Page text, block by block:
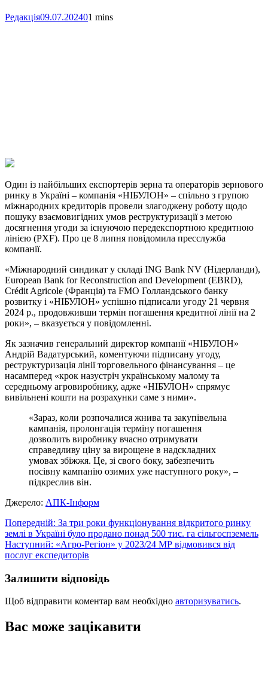
Редакція09.07.202401 mins
Link
Print
Один із найбільших експортерів зерна та операторів зернового
ринку в Україні – компанія «НІБУЛОН» – спільно з групою
міжнародних кредиторів провели злагоджену роботу щодо
пошуку взаємовигідних умов реструктуризації з метою
досягнення угоди за існуючою передекспортною кредитною
лінією (PXF). Про це 8 липня повідомила пресслужба
компанії.
«Міжнародний синдикат у складі ING Bank NV (Нідерланди),
European Bank for Reconstruction and Development (EBRD),
Crédit Agricole (Франція) та FMO Голландського банку
розвитку і «НІБУЛОН» успішно підписали угоду 21 червня
2024 р., продовживши термін погашення кредитної лінії на 2
роки», – вказується у повідомленні.
Як зазначив генеральний директор компанії «НІБУЛОН»
Андрій Вадатурський, коментуючи підписану угоду,
реструктуризація лінії торговельного фінансування – це
насамперед «крок назустріч українському малому та
середньому агровиробнику, адже «НІБУЛОН» спрямує
вивільнені кошти на розрахунки саме з ними».
«Зараз, коли розпочалися жнива та закупівельна
кампанія, пролонгація терміну погашення
дозволить виробнику вчасно отримувати
справедливу ціну за вирощене в надскладних
умовах збіжжя. Це, зі свого боку, забезпечить
посівну кампанію озимих уже наступного року», –
підкреслив він.
Джерело: АПК-Інформ
Навігація
записів
Попередній: За три роки функціонування відкритого ринку
землі в Україні було продано понад 500 тис. га сільгоспземель
Наступний: «Агро-Регіон» у 2023/24 МР відмовився від
послуг експедиторів
Залишити відповідь
Щоб відправити коментар вам необхідно авторизуватись.
Вас може зацікавити